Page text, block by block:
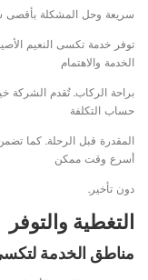
سريعة وحل المشكلة بأقصى
توفر خدمة تكسى النعيم
الخدمة والاهتمام
براحة الركاب. تُقدم الشركة
حساب التكلفة
المقدرة قبل الرحلة. كما
أسرع وقت ممكن
دون تأخير.
التغطية والتوفر
مناطق الخدمة